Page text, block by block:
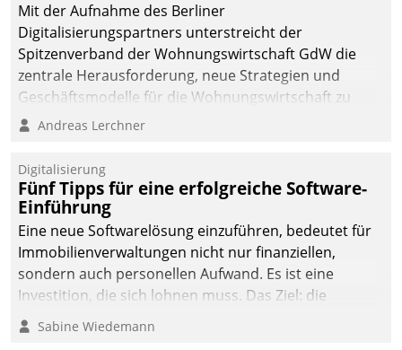
Mit der Aufnahme des Berliner
Digitalisierungspartners unterstreicht der
Spitzenverband der Wohnungswirtschaft GdW die
zentrale Herausforderung, neue Strategien und
Geschäftsmodelle für die Wohnungswirtschaft zu
entwickeln.
Andreas Lerchner
Digitalisierung
Fünf Tipps für eine erfolgreiche Software-
Einführung
Eine neue Softwarelösung einzuführen, bedeutet für
Immobilienverwaltungen nicht nur finanziellen,
sondern auch personellen Aufwand. Es ist eine
Investition, die sich lohnen muss. Das Ziel: die
nachhaltige Optimierung der Geschäftsabläufe. Damit
dieses Ziel erreicht wird, sollten einige Grundregeln
Sabine Wiedemann